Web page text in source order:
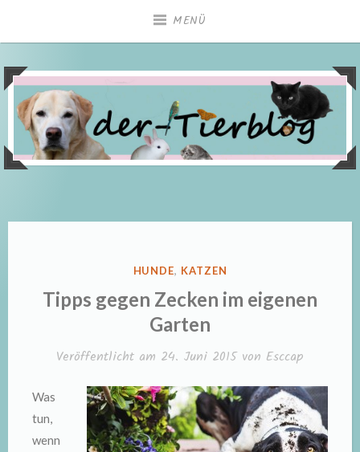
MENÜ
VERÖFFENTLICHT
HUNDE, KATZEN
Tipps gegen Zecken im eigenen
Garten
Veröffentlicht am 24. Juni 2015von Esccap
Was
tun,
wenn